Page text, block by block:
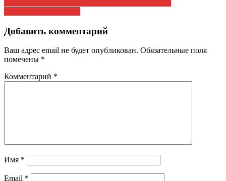
записям
Добавить комментарий
Ваш адрес email не будет опубликован. Обязательные поля
помечены *
Комментарий *
Имя *
Email *